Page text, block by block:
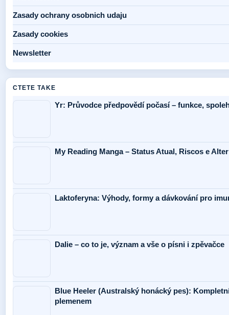
Zasady ochrany osobnich udaju
Zasady cookies
Newsletter
CTETE TAKE
Yr: Průvodce předpovědí počasí – funkce,
My Reading Manga – Status Atual, Riscos e
Laktoferyna: Výhody, formy a dávkování pro
Dalie – co to je, význam a vše o písni i zpěvačce
Blue Heeler (Australský honácký pes):
plemenem